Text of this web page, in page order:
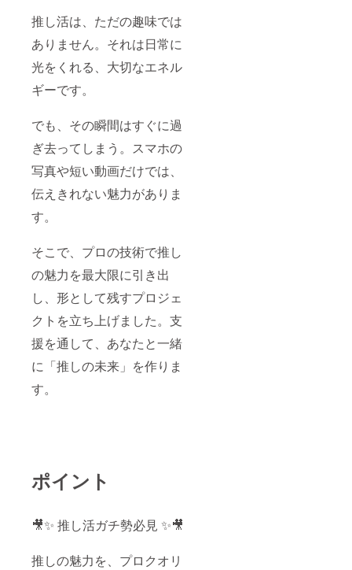
推し活は、ただの趣味では
ありません。それは日常に
光をくれる、大切なエネル
ギーです。
でも、その瞬間はすぐに過
ぎ去ってしまう。スマホの
写真や短い動画だけでは、
伝えきれない魅力がありま
す。
そこで、プロの技術で推し
の魅力を最大限に引き出
し、形として残すプロジェ
クトを立ち上げました。支
援を通して、あなたと一緒
に「推しの未来」を作りま
す。
ポイント
🎥✨ 推し活ガチ勢必見 ✨🎥
推しの魅力を、プロクオリ